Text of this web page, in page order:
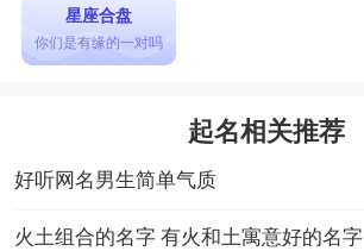
星座合盘
你们是有缘的一对吗
起名相关推荐
好听网名男生简单气质
火土组合的名字 有火和土寓意好的名字